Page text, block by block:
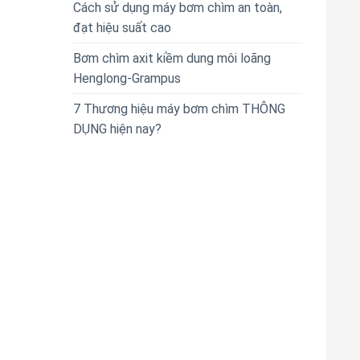
Cách sử dụng máy bơm chìm an toàn,
đạt hiệu suất cao
Bơm chìm axit kiềm dung môi loãng
Henglong-Grampus
7 Thương hiệu máy bơm chìm THÔNG
DỤNG hiện nay?